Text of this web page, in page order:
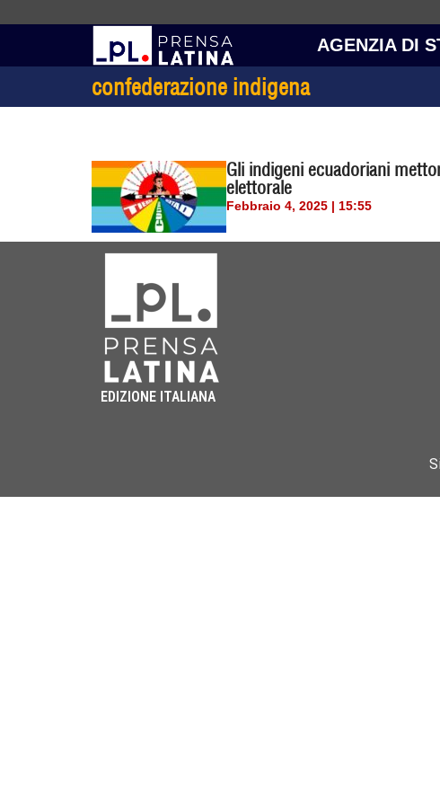
AGENZIA DI
confederazione indigena
Gli indigeni ecuadoriani
elettorale
Febbraio 4, 2025 | 15:55
EDIZIONE ITALIANA